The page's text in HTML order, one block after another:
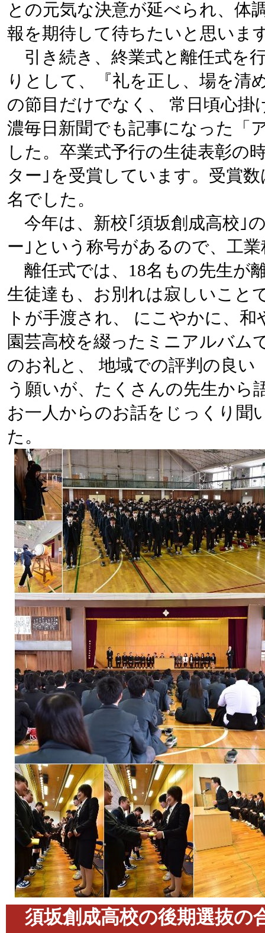
との元気な決意が延べられ、体
報を期待して待ちたいと思いま
引き続き、終業式と離任式を
りとして、『礼を正し、場を清
の節目だけでなく、 常日頃心
濃毎日新聞でも記事になった「
した。卒業式予行の生徒表彰の
ター｣を受賞しています。受賞
名でした。
今年は、新校｢須坂創成高校｣
ー｣という称号があるので、工
離任式では、18名もの先生が
生徒達も、お別れは寂しいこと
トが手渡され、 にこやかに、
園芸高校を綴ったミニアルバム
のお礼と、 地域での評判の良
う願いが、たくさんの先生から
お一人からのお話をじっくり聞
た。
須坂創成高校の後期選抜の